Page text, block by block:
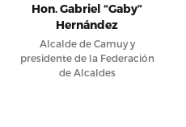
Hon. Gabriel “Gaby”
Hernández
Alcalde de Camuy y
presidente de la Federación
de Alcaldes